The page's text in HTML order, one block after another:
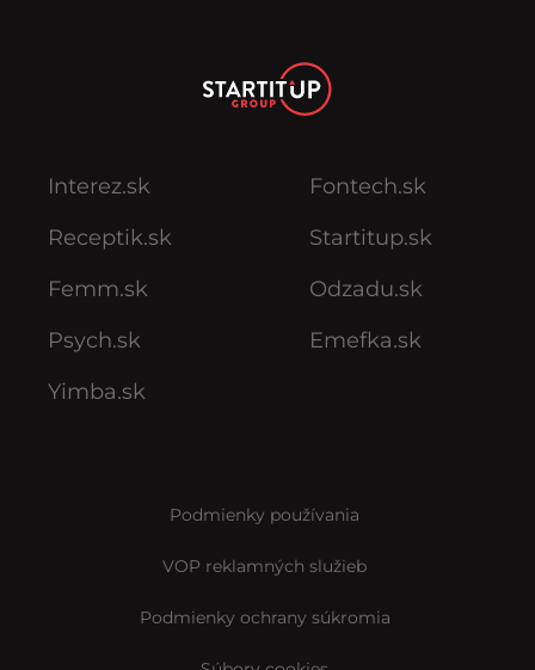
Interez.sk
Receptik.sk
Femm.sk
Psych.sk
Yimba.sk
Fontech.sk
Startitup.sk
Odzadu.sk
Emefka.sk
Podmienky používania
VOP reklamných služieb
Podmienky ochrany súkromia